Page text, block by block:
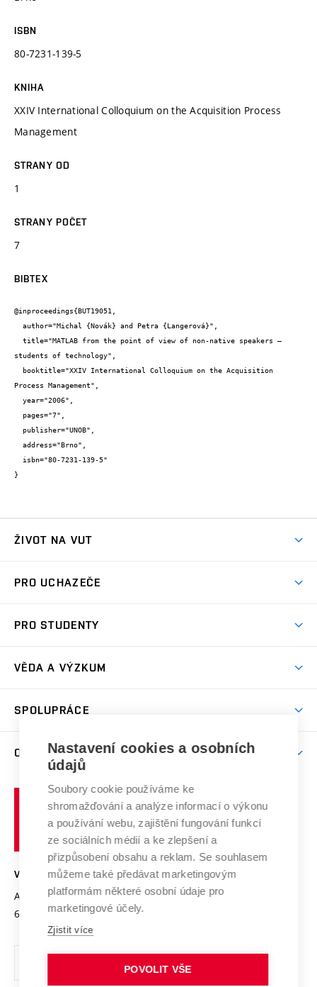
ISBN
80-7231-139-5
KNIHA
XXIV International Colloquium on the Acquisition Process
Management
STRANY OD
1
STRANY POČET
7
BIBTEX
@inproceedings{BUT19051,
students of technology",
Process Management",
}
ŽIVOT NA VUT
Koleje
Sport na VUT
PRO UCHAZEČE
Dny otevřených dveří
Celoživotní vzdělávání
E-přihláška
PRO STUDENTY
Harmonogram akademického roku
Závěrečné práce
Doktorské studium
Zpracování osobních údajů studentů
Sociální bezpečí
Studium bez bariér
Podpora podnikání
VĚDA A VÝZKUM
Mezinárodní vědecká rada
Systém zajišťování kvality výzkumu
Výzkumné infrastruktury
Transfer znalostí
Open Science
Projekty
Projekty ze strukturálních fondů
Specifický výzkum
SPOLUPRÁCE
Firemní spolupráce
Zahraniční spolupráce
Spolupráce se školami
Mezinárodní dohody
Univerzitní sítě
O UNIVERZITĚ
Profil univerzity
Udržitelná univerzita
Podnikavá univerzita / ContriBUTe
Bezpečná univerzita
Vyznamenání
Organizační struktura
Ochrana osobních údajů
učení
technické
Brně
VYSOKÉ UČENÍ TECHNICKÉ V BRNĚ
Antonínská 548/1
602 00 Brno
www.vut.cz
vut@vutbr.cz
Nastavení cookies a osobních
údajů
Soubory cookie používáme ke
shromažďování a analýze informací o výkonu
a používání webu, zajištění fungování funkcí
ze sociálních médií a ke zlepšení a
přizpůsobení obsahu a reklam. Se souhlasem
můžeme také předávat marketingovým
platformám některé osobní údaje pro
marketingové účely.
Zjistit více
POVOLIT VŠE